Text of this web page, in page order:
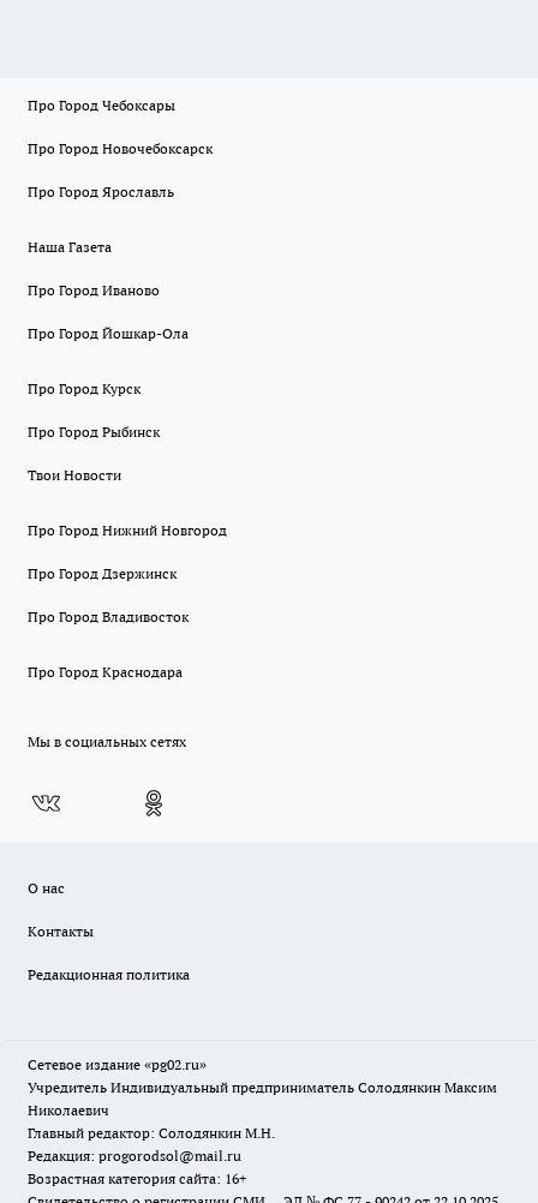
Про Город Чебоксары
Про Город Новочебоксарск
Про Город Ярославль
Наша Газета
Про Город Иваново
Про Город Йошкар-Ола
Про Город Курск
Про Город Рыбинск
Твои Новости
Про Город Нижний Новгород
Про Город Дзержинск
Про Город Владивосток
Про Город Краснодара
Мы в социальных сетях
О нас
Контакты
Редакционная политика
Сетевое издание «pg02.ru»
Учредитель Индивидуальный предприниматель Солодянкин Максим
Николаевич
Главный редактор: Солодянкин М.Н.
Редакция: progorodsol@mail.ru
Возрастная категория сайта: 16+